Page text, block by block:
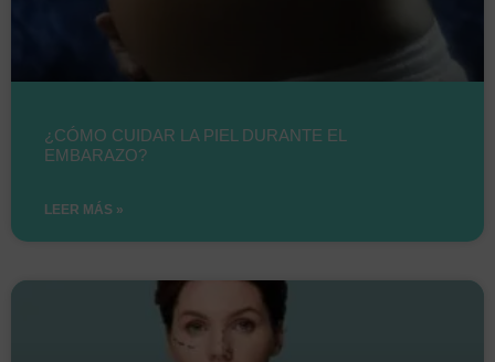
¿CÓMO CUIDAR LA PIEL DURANTE EL
EMBARAZO?
LEER MÁS »